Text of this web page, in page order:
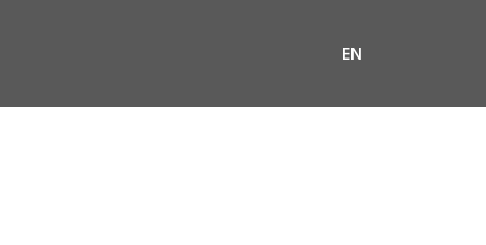
EN